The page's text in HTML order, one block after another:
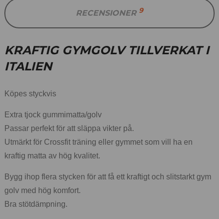
RECENSIONER 9
KRAFTIG GYMGOLV TILLVERKAT I
ITALIEN
Köpes styckvis
Extra tjock gummimatta/golv
Passar perfekt för att släppa vikter på.
Utmärkt för Crossfit träning eller gymmet som vill ha en
kraftig matta av hög kvalitet.
Bygg ihop flera stycken för att få ett kraftigt och slitstarkt gym
golv med hög komfort.
Bra stötdämpning.